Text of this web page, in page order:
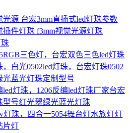
光源 台宏3mm直插式led灯珠参数
插件灯珠 f3mm视觉光源灯珠
三色灯，台宏双色三色led灯珠
，白光0502led灯珠，台宏灯珠0502
光蓝光灯珠定制型号
led灯珠，1206反编led灯珠厂家台宏
型号红光翠绿光蓝光灯珠
灯珠，四合一5054舞台灯水族灯灯
片灯